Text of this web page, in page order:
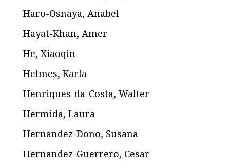
Haro-Osnaya, Anabel
Hayat-Khan, Amer
He, Xiaoqin
Helmes, Karla
Henriques-da-Costa, Walter
Hermida, Laura
Hernandez-Dono, Susana
Hernandez-Guerrero, Cesar